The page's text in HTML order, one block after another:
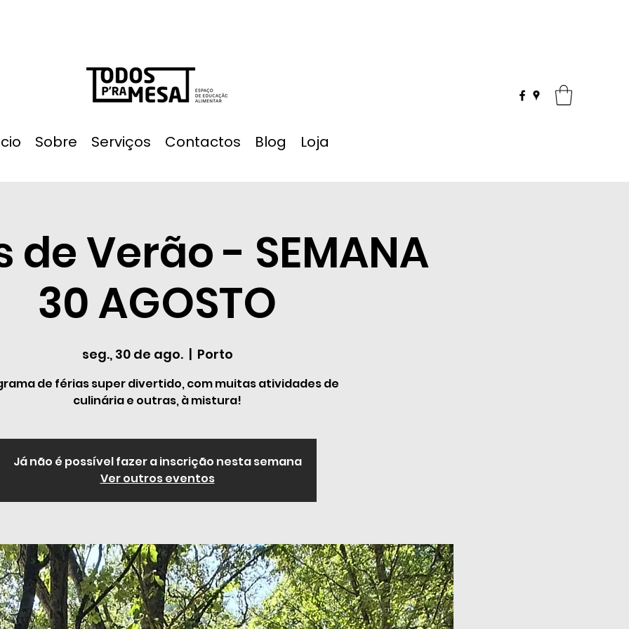
Sobre Serviços Contactos Blog Loja
de Verão - SEMANA
30 AGOSTO
seg., 30 de ago.
  |
Porto
de férias super divertido, com muitas atividades de
culinária e outras, à mistura!
Já não é possível fazer a inscrição nesta semana
Ver outros eventos